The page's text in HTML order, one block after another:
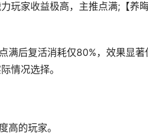
玩家收益极高，主推点满;【养
后复活消耗仅80%，效果显著
情况选择。
的玩家。